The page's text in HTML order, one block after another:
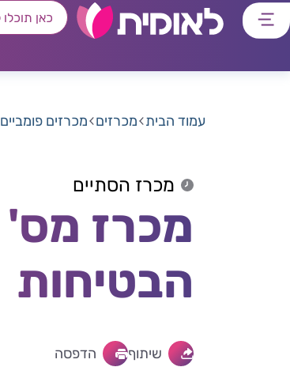
דלג
דלג
דלג
דלג
עמוד הבית מכרזים מכרזים פומביים
מכרז הסתיים
הבטיחות
שיתוף הדפסה